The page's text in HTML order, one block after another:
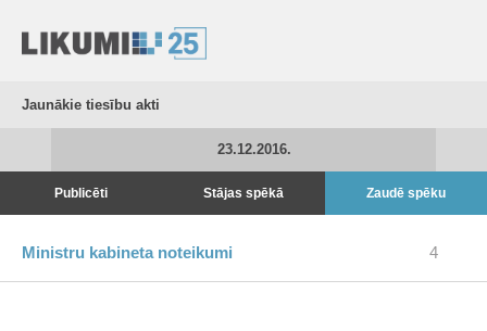
Jaunākie tiesību akti
23.12.2016.
Publicēti Stājas spēkā Zaudē spēku
Ministru kabineta noteikumi 4